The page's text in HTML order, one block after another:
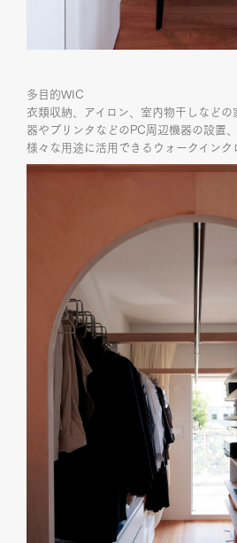
多目的WIC
衣類収納、アイロン、室内物干しなど
器やプリンタなどのPC周辺機器の設置
様々な用途に活用できるウォークインク